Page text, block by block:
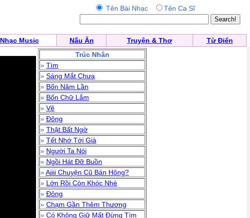
Tên Bài Nhạc Tên Ca Sĩ
Nhạc Music Nấu Ăn Truyện & Thơ
Từ Điển
Trúc Nhân
» Tìm
» Sáng Mắt Chưa
» Bốn Năm Lần
» Bốn Chữ Lắm
» Vẽ
» Đông
» Thật Bất Ngờ
» Tết Nhớ Tới Già
» Người Ta Nói
» Ngồi Hát Đỡ Buồn
»Aiiii Chuyện Cũ Bán Hông?
» Lớn Rồi Còn Khóc Nhè
» Đông
» Chạm Gần Thêm Thương
» Có Không Giữ Mất Đừng Tìm